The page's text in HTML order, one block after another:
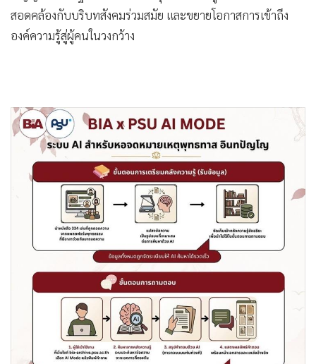
สอดคล้องกับบริบทสังคมร่วมสมัย และขยายโอกาสการเข้าถึง
องค์ความรู้สู่ผู้คนในวงกว้าง